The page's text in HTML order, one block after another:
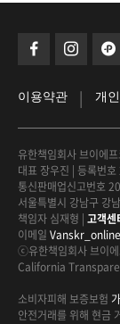
이용약관 | 개
유한책임회사 브이에
대표 장우진 | 등록번
통신판매업신고번호
서울특별시 강남구 강
책임자 심재형 | 고객
이메일
ⓒ유한책임회사 브이
California
소비자피해 보증보험
안전거래를 위해 현금